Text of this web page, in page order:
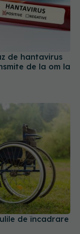
de hantavirus
de la om la
de încadrare